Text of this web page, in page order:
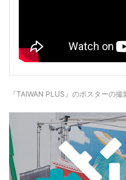
『TAIWAN PLUS』のポスターの撮